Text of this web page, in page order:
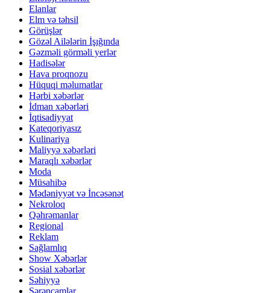
Elanlar
Elm və təhsil
Görüşlər
Gözəl Ailələrin İşığında
Gəzməli görməli yerlər
Hadisələr
Hava proqnozu
Hüquqi məlumatlar
Hərbi xəbərlər
İdman xəbərləri
İqtisadiyyat
Kateqoriyasız
Kulinariya
Maliyyə xəbərləri
Maraqlı xəbərlər
Moda
Müsahibə
Mədəniyyət və İncəsənət
Nekroloq
Qəhrəmanlar
Regional
Reklam
Sağlamlıq
Show Xəbərlər
Sosial xəbərlər
Səhiyyə
Sərəncamlar